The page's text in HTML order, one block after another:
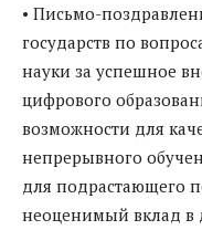
• Письмо-
государств по
науки за успешное
цифрового
возможности для
непрерывного
для подрастающего
неоценимый вклад в